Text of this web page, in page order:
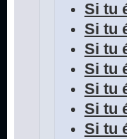
Si tu
Si tu
Si tu
Si tu
Si tu
Si tu
Si tu